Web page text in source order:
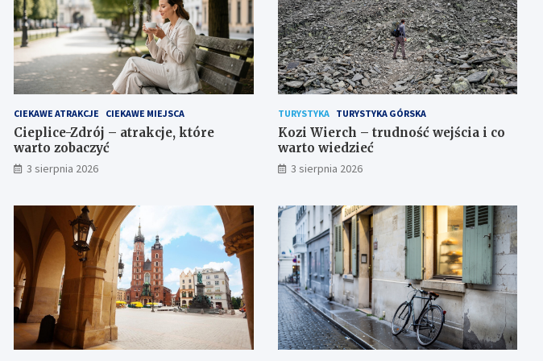
CIEKAWE ATRAKCJE CIEKAWE MIEJSCA
Cieplice-Zdrój – atrakcje, które
warto zobaczyć
3 sierpnia 2026
TURYSTYKA TURYSTYKA GÓRSKA
Kozi Wierch – trudność wejścia i co
warto wiedzieć
3 sierpnia 2026